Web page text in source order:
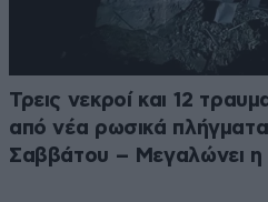
Τρεις νεκροί και 12
από νέα ρωσικά
Σαββάτου – Μεγαλώνει η